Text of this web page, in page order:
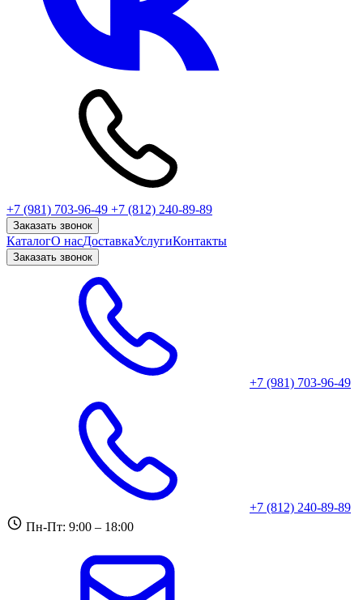
+7 (981) 703-96-49 +7 (812) 240-89-89
Заказать звонок
КаталогО насДоставкаУслугиКонтакты
Заказать звонок
+7 (981) 703-96-49
+7 (812) 240-89-89
Пн-Пт: 9:00 – 18:00